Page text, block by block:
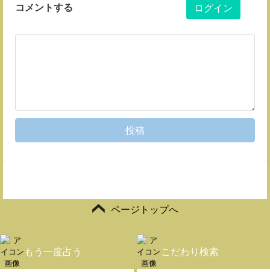
コメントする ログイン
投稿
ページトップへ
もう一度占う こだわり検索